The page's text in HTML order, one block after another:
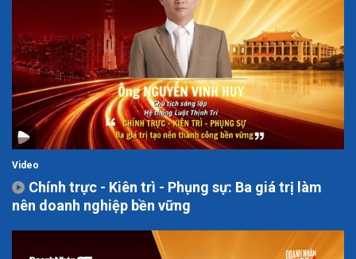
Video
Chính trực - Kiên trì - Phụng sự: Ba giá trị làm
nên doanh nghiệp bền vững